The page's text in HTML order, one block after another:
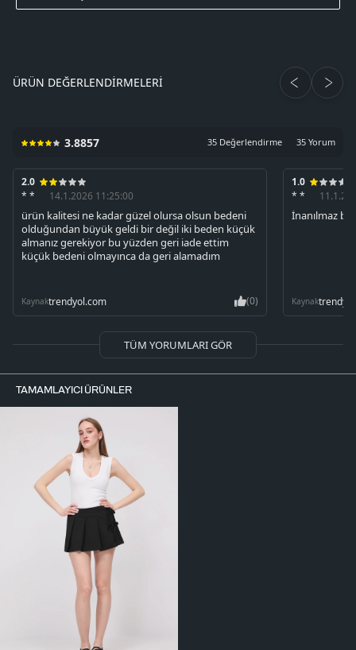
ÜRÜN DEĞERLENDIRMELERI
3.8857 35 Değerlendirme 35 Yorum
2.0
* *
14.1.2026 11:25:00
ürün kalitesi ne kadar güzel olursa olsun bedeni
olduğundan büyük geldi bir değil iki beden küçük
almanız gerekiyor bu yüzden geri iade ettim
küçük bedeni olmayınca da geri alamadım
Kaynaktrendyol.com (0)
1.0
* *
İnanılmaz
Kaynak
TÜM YORUMLARI GÖR
TAMAMLAYICI ÜRÜNLER